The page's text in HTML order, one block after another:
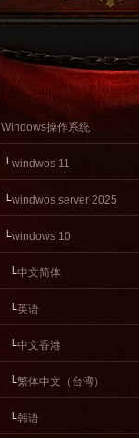
Windows操作系统
└windwos 11
└windwos server 2025
└windows 10
└中文简体
└英语
└中文香港
└繁体中文（台湾）
└韩语